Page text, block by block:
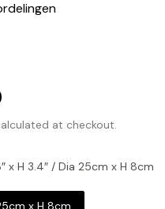
priceat checkout.
x H 3.4″ / Dia 25cm x H 8cm
x H 8cm